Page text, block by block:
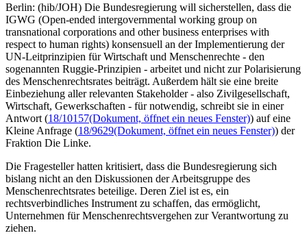
Berlin: (hib/JOH) Die Bundesregierung will sicherstellen, dass die
IGWG (Open-ended intergovernmental working group on
transnational corporations and other business enterprises with
respect to human rights) konsensuell an der Implementierung der
UN-Leitprinzipien für Wirtschaft und Menschenrechte - den
sogenannten Ruggie-Prinzipien - arbeitet und nicht zur Polarisierung
des Menschenrechtsrates beiträgt. Außerdem hält sie eine breite
Einbeziehung aller relevanten Stakeholder - also Zivilgesellschaft,
Wirtschaft, Gewerkschaften - für notwendig, schreibt sie in einer
Antwort (18/10157(Dokument, öffnet ein neues Fenster)) auf eine
Kleine Anfrage (18/9629(Dokument, öffnet ein neues Fenster)) der
Fraktion Die Linke.
Die Fragesteller hatten kritisiert, dass die Bundesregierung sich
bislang nicht an den Diskussionen der Arbeitsgruppe des
Menschenrechtsrates beteilige. Deren Ziel ist es, ein
rechtsverbindliches Instrument zu schaffen, das ermöglicht,
Unternehmen für Menschenrechtsvergehen zur Verantwortung zu
ziehen.